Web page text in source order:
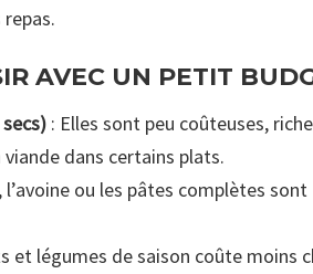
AVEC UN PETIT
: Elles sont peu coûteuses,
dans certains plats.
ou les pâtes complètes sont
et légumes de saison coûte moins